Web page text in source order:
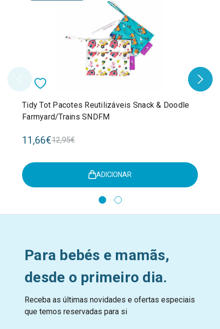
Tidy Tot Pacotes Reutilizáveis Snack & Doodle
Farmyard/Trains SNDFM
11,66€12,95€
ADICIONAR
Para bebés e mamãs,
desde o primeiro dia.
Receba as últimas novidades e ofertas especiais
que temos reservadas para si